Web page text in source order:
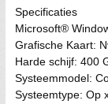
Specificaties
Microsoft®
Grafische Kaart:
Harde schijf: 400
Systeemmodel:
Systeemtype: Op